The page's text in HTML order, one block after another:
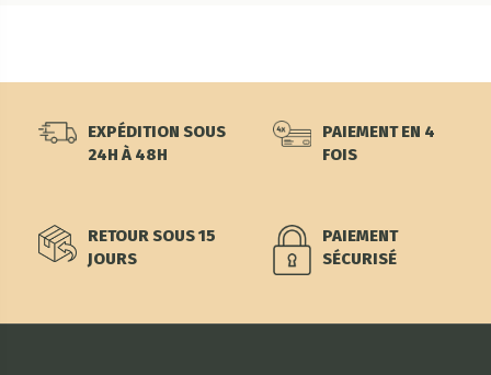
EXPÉDITION SOUS
24H À 48H
PAIEMENT EN 4
FOIS
RETOUR SOUS 15
JOURS
PAIEMENT
SÉCURISÉ